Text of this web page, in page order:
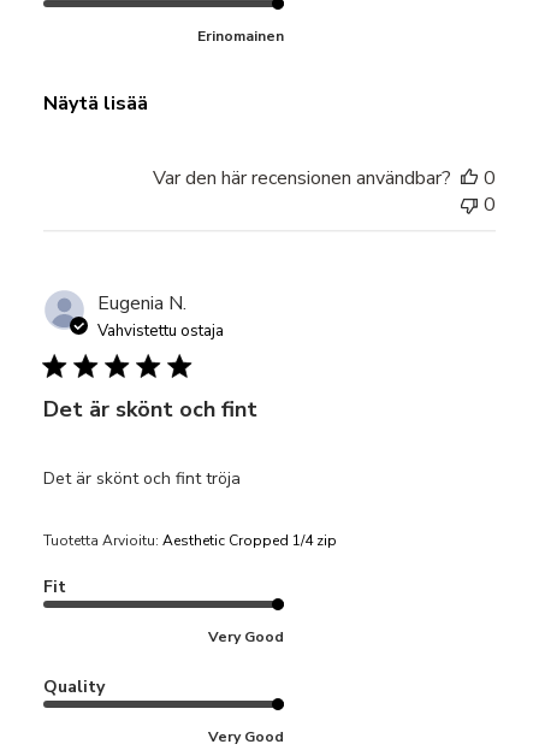
Erinomainen
Näytä lisää
Var den här recensionen användbar?
0
0
Eugenia N.
Vahvistettu ostaja
Det är skönt och fint
Det är skönt och fint tröja
Tuotetta Arvioitu: Aesthetic Cropped 1/4 zip
Fit
Very Good
Quality
Very Good